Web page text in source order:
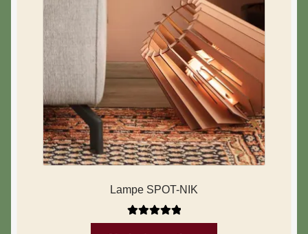
Lampe SPOT-NIK
Note5.00sur